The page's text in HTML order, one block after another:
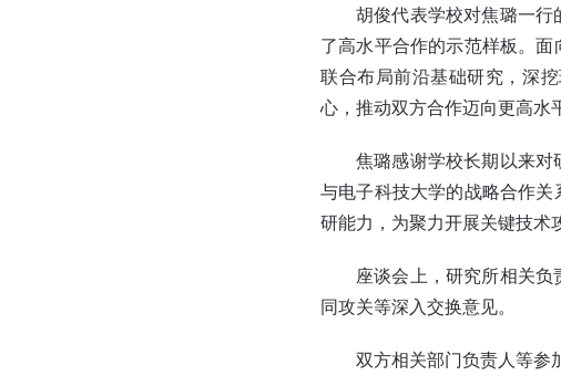
胡俊代表学校对焦璐一
了高水平合作的示范样板。
联合布局前沿基础研究，深
心，推动双方合作迈向更高水
焦璐感谢学校长期以来
与电子科技大学的战略合作
研能力，为聚力开展关键技术
座谈会上，研究所相关
同攻关等深入交换意见。
双方相关部门负责人等参